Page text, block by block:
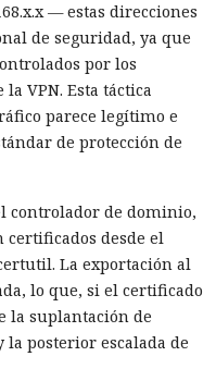
— estas direcciones
de seguridad, ya que
por los
VPN. Esta táctica
parece legítimo e
de protección de
controlador de dominio,
certificados desde el
La exportación al
lo que, si el certificado
la suplantación de
posterior escalada de